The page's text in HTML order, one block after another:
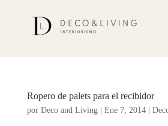
Ropero de palets para el recibidor
por Deco and Living| Ene 7, 2014|